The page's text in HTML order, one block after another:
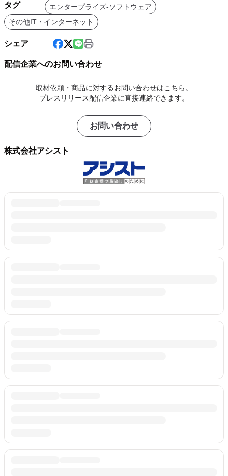
タグ
エンタープライズ-ソフトウェア
その他IT・インターネット
シェア
配信企業へのお問い合わせ
取材依頼・商品に対するお問い合わせはこちら。
プレスリリース配信企業に直接連絡できます。
お問い合わせ
株式会社アシスト